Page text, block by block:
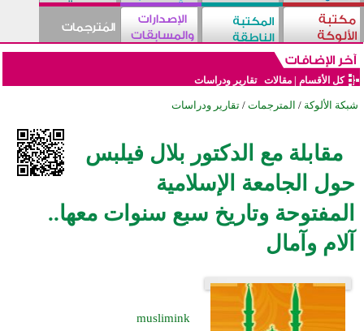
كل الأقسام |مقالات تقارير ودراسات
شبكة الألوكة / المترجمات / تقارير ودراسات
مقابلة مع الدكتور بلال فيلبس
حول الجامعة الإسلامية
المفتوحة وتاريخ سبع سنوات معها..
آلام وآمال
muslimink